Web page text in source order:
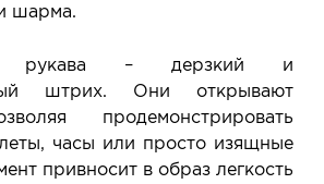
шарма.
рукава – дерзкий и
штрих. Они открывают
продемонстрировать
часы или просто изящные
привносит в образ легкость